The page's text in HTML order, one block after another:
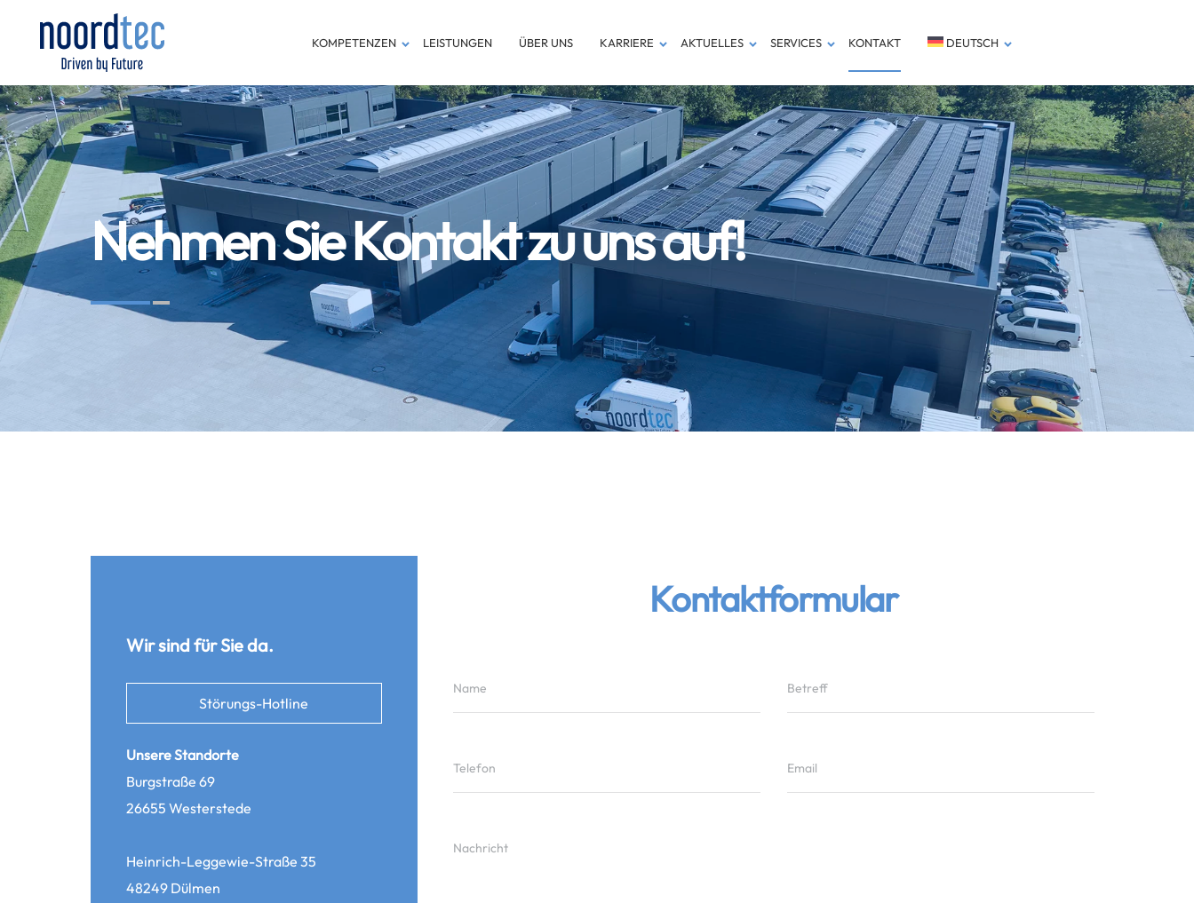
KOMPETENZEN LEISTUNGEN ÜBER UNS KARRIERE AKTUELLES SERVICES KONTAKT DEUTSCH
Nehmen Sie Kontakt zu uns auf!
Wir sind für Sie da.
Störungs-Hotline
Unsere Standorte
Burgstraße 69
26655 Westerstede
Heinrich-Leggewie-Straße 35
48249 Dülmen
Kontaktformular
Name Betreff
Telefon Email
Nachricht